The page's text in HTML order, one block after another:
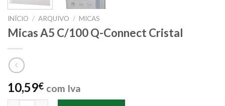
INÍCIO / ARQUIVO / MICAS
Micas A5 C/100 Q-Connect Cristal
10,59€ com Iva